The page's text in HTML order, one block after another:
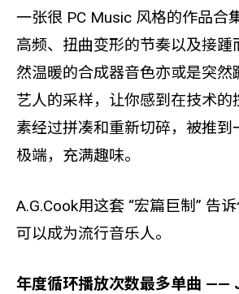
一张很 PC Music 风格的作品合
高频、扭曲变形的节奏以及接踵
然温暖的合成器音色亦或是突然
艺人的采样，让你感到在技术的
素经过拼凑和重新切碎，被推到
极端，充满趣味。
A.G.Cook用这套 “宏篇巨制” 告
可以成为流行音乐人。
年度循环播放次数最多单曲 ——